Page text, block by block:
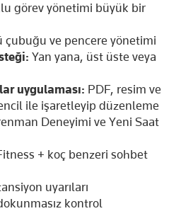
görev yönetimi büyük bir
çubuğu ve pencere yönetimi
Yan yana, üst üste veya
uygulaması: PDF, resim ve
ile işaretleyip düzenleme
Deneyimi ve Yeni Saat
+ koç benzeri sohbet
uyarıları
kontrol